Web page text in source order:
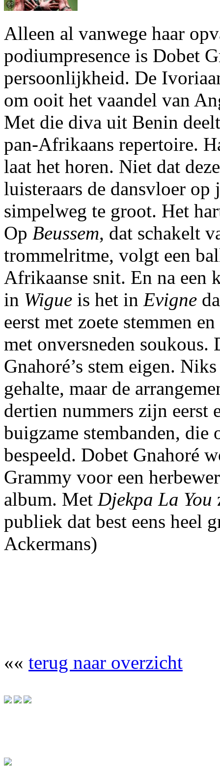
Alleen al vanwege haar
podiumpresence is Dobet
persoonlijkheid. De
om ooit het vaandel van
Met die diva uit Benin
pan-Afrikaans repertoire.
laat het horen. Niet dat
luisteraars de dansvloer
simpelweg te groot. Het
Op Beussem, dat schakelt
trommelritme, volgt een
Afrikaanse snit. En na een
in Wigue is het in Evigne
eerst met zoete stemmen
met onversneden soukous.
Gnahoré’s stem eigen.
gehalte, maar de
dertien nummers zijn eerst
buigzame stembanden, die
bespeeld. Dobet Gnahoré
Grammy voor een
album. Met Djekpa La You
publiek dat best eens heel
Ackermans)
«« terug naar overzicht